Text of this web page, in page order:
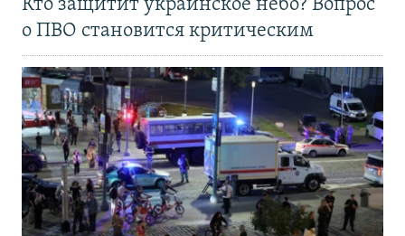
Кто защитит украинское небо? Вопрос
о ПВО становится критическим